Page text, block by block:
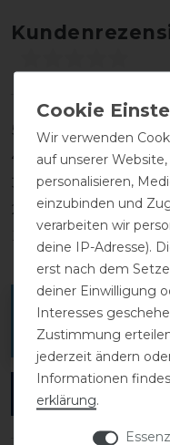
5
4
3
2
1
Melde dich an,
verfassen.
ANMELDEN
Wir verwenden
auf unserer
personalisieren,
einzubinden und
verarbeiten wir
deine IP-Adresse).
erst nach dem
deiner Einwilligung
Interesses
Zustimmung
jederzeit ändern
Informationen
erklärung.